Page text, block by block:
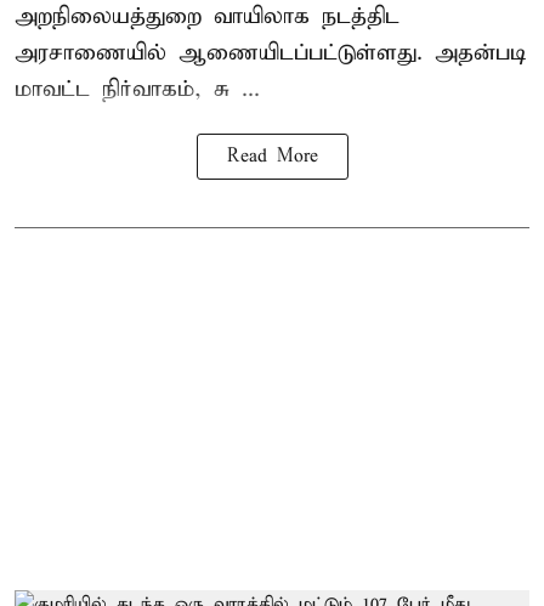
அறநிலையத்துறை வாயிலாக நடத்திட
அரசாணையில் ஆணையிடப்பட்டுள்ளது. அதன்படி
மாவட்ட நிர்வாகம், சு ...
Read More